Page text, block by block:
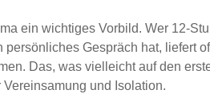
ein wichtiges Vorbild. Wer 12-
persönliches Gespräch hat, liefert
Das, was vielleicht auf den
und Isolation.